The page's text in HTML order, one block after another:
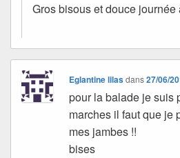
Gros bisous et douce journée
Eglantine lilasdans27/06/
pour la balade je
marches il faut que je
mes jambes !!
bises